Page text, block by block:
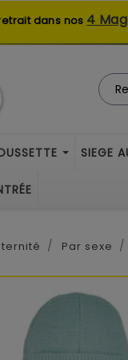
dans nos 4
SIEGE
Par sexe